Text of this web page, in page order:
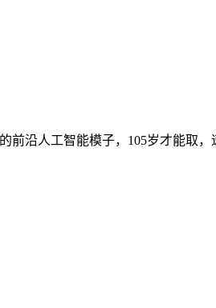
沿人工智能模子，105岁才能取